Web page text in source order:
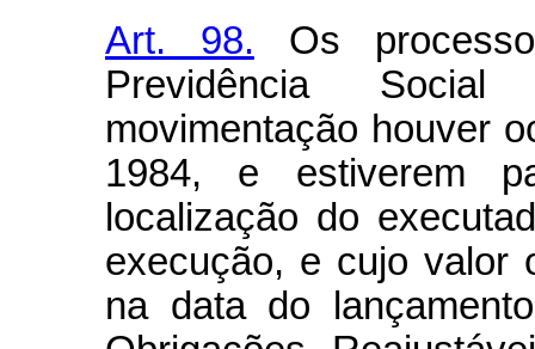
Art. 98. Os
Previdência
movimentação houver
1984, e estiverem
localização do
execução, e cujo valor
na data do